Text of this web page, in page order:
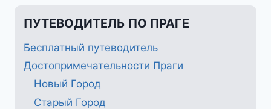
ПУТЕВОДИТЕЛЬ ПО ПРАГЕ
Бесплатный путеводитель
Достопримечательности Праги
Новый Город
Старый Город